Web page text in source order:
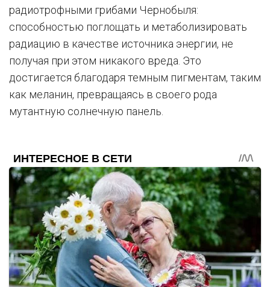
радиотрофными грибами Чернобыля:
способностью поглощать и метаболизировать
радиацию в качестве источника энергии, не
получая при этом никакого вреда. Это
достигается благодаря темным пигментам, таким
как меланин, превращаясь в своего рода
мутантную солнечную панель.